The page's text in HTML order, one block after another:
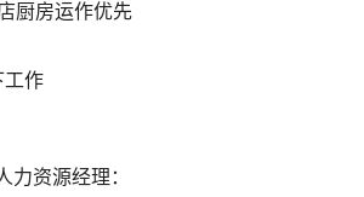
厨房运作优先
作
资源经理：